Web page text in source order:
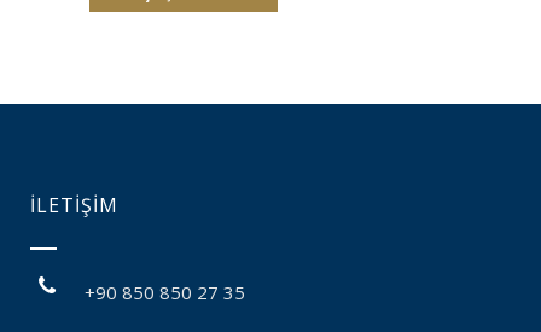
İLETİŞİM
+90 850 850 27 35